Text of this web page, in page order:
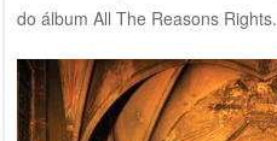
do álbum All The Reasons Rights.